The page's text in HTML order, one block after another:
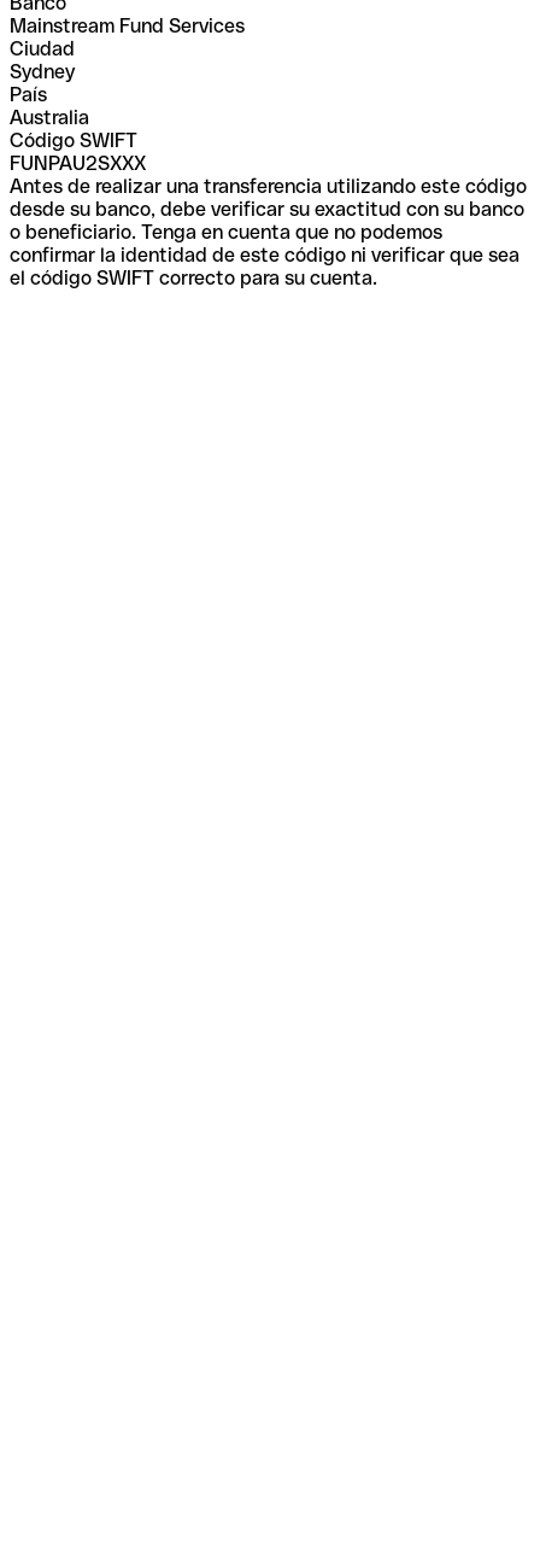
Mainstream Fund Services
Ciudad
Sydney
País
Australia
Código SWIFT
FUNPAU2SXXX
Antes de realizar una transferencia utilizando este código
desde su banco, debe verificar su exactitud con su banco
o beneficiario. Tenga en cuenta que no podemos
confirmar la identidad de este código ni verificar que sea
el código SWIFT correcto para su cuenta.